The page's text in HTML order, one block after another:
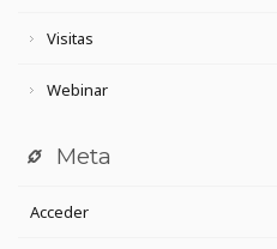
Visitas
Webinar
Meta
Acceder